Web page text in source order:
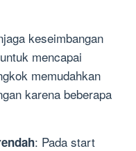
keseimbangan
mencapai
memudahkan
karena beberapa
: Pada start